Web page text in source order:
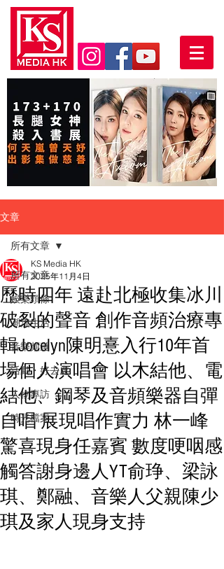
文章
所有文章
娛樂頭條
潮流生活
音樂頻道
活動・好去處
人物專訪
時光檔案
所有文章
歷時四年 遠赴北極收集冰川
破裂的聲音 創作音頻治療專
輯Jocelyn陳明憙入行10年首
場個人演唱會 以木結他、電
結他、鋼琴及音頻樂器自彈
自唱 展現唱作實力 林一峰
驚喜現身任嘉賓 數度哽咽感
觸答謝身邊人YT俞琤、梁詠
琪、鄭融、音樂人父親陳少
琪及家人現身支持
KS Media HK
2025年11月4日